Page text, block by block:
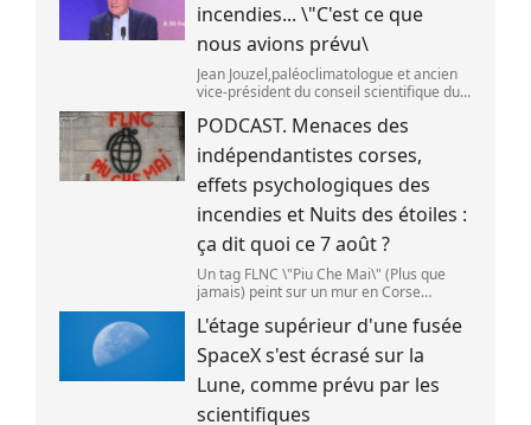
incendies... \"C'est ce que
nous avions prévu\
Jean Jouzel,paléoclimatologue et ancien
vice-président du conseil scientifique du
(FRANCEINFO / RADIO FRANCE)
PODCAST. Menaces des
indépendantistes corses,
effets psychologiques des
incendies et Nuits des étoiles :
ça dit quoi ce 7 août ?
Un tag FLNC \"Piu Che Mai\" (Plus que
jamais) peint sur un mur en Corse
CASABIANCA )
L'étage supérieur d'une fusée
SpaceX s'est écrasé sur la
Lune, comme prévu par les
scientifiques